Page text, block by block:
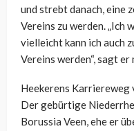
und strebt danach, eine
Vereins zu werden. „Ich
vielleicht kann ich auch
Vereins werden“, sagt
Heekerens
Der gebürtige
Borussia Veen, ehe er